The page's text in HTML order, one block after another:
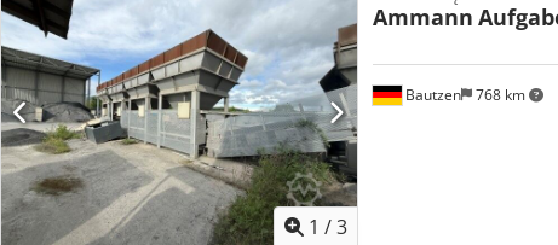
1 /3
Bautzen 768 km
Ammann